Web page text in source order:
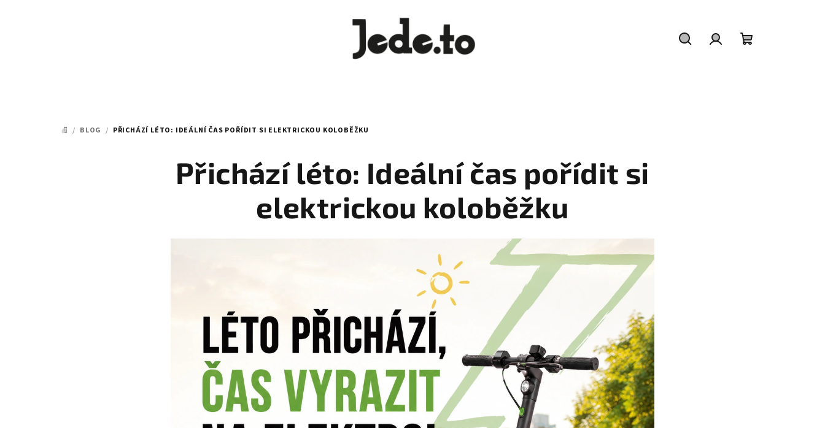
DOMŮ
/ BLOG / PŘICHÁZÍ LÉTO: IDEÁLNÍ ČAS POŘÍDIT SI ELEKTRICKOU KOLOBĚŽKU
Přichází léto: Ideální čas pořídit si
elektrickou koloběžku